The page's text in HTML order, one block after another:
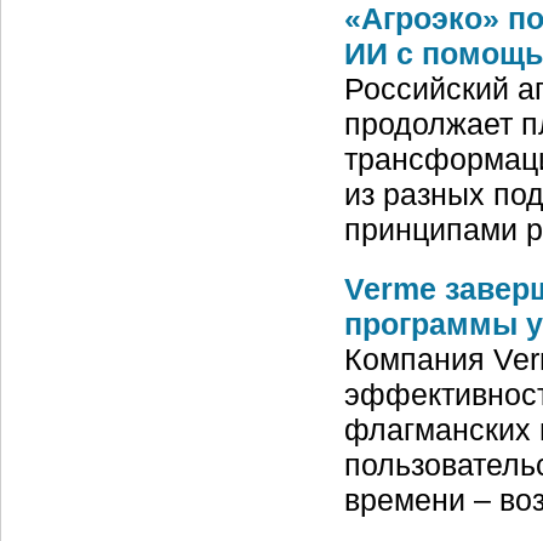
«Агроэко»
ИИ с
Российский
продолжает
из разных
принципами
Verme
программы
Компания
флагманских
времени –